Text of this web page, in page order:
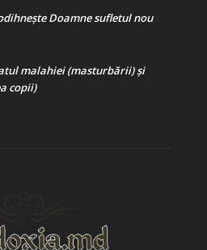
Doamne sufletul nou
malahiei (masturbării) şi
copii)